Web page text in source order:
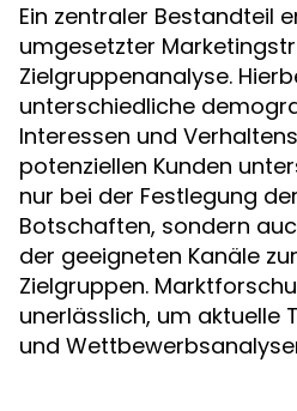
Ein zentraler Bestandteil
umgesetzter
Zielgruppenanalyse.
unterschiedliche
Interessen und
potenziellen Kunden
nur bei der Festlegung
Botschaften, sondern
der geeigneten Kanäle
Zielgruppen.
unerlässlich, um aktuelle
und